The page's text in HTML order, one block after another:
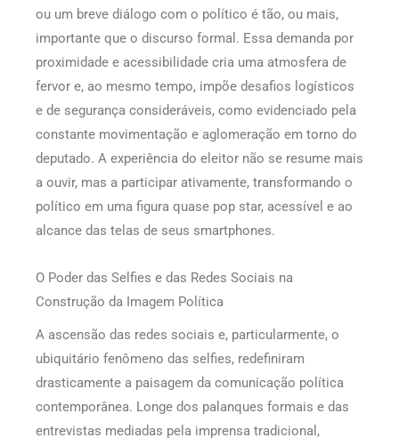
ou um breve diálogo com o político é tão, ou mais,
importante que o discurso formal. Essa demanda por
proximidade e acessibilidade cria uma atmosfera de
fervor e, ao mesmo tempo, impõe desafios logísticos
e de segurança consideráveis, como evidenciado pela
constante movimentação e aglomeração em torno do
deputado. A experiência do eleitor não se resume mais
a ouvir, mas a participar ativamente, transformando o
político em uma figura quase pop star, acessível e ao
alcance das telas de seus smartphones.
O Poder das Selfies e das Redes Sociais na
Construção da Imagem Política
A ascensão das redes sociais e, particularmente, o
ubiquitário fenômeno das selfies, redefiniram
drasticamente a paisagem da comunicação política
contemporânea. Longe dos palanques formais e das
entrevistas mediadas pela imprensa tradicional,